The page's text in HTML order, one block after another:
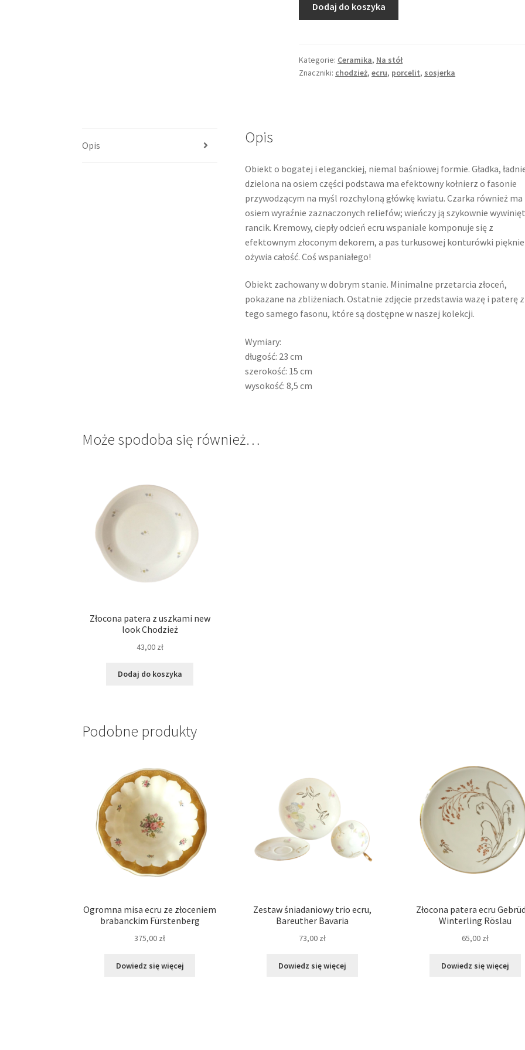
zjawiskową
turkusowo-
Dodaj do koszyka
Kategorie: Ceramika, Na stół
Znaczniki: chodzież,ecru, porcelit, sosjerka
Opis Opis
Obiekt o bogatej i eleganckiej, niemal baśniowej formie. Gładka,
dzielona na osiem części podstawa ma efektowny kołnierz o fasonie
przywodzącym na myśl rozchyloną główkę kwiatu. Czarka również ma
osiem wyraźnie zaznaczonych reliefów; wieńczy ją szykownie
rancik. Kremowy, ciepły odcień ecru wspaniale komponuje się z
efektownym złoconym dekorem, a pas turkusowej konturówki pięknie
ożywia całość. Coś wspaniałego!
Obiekt zachowany w dobrym stanie. Minimalne przetarcia złoceń,
pokazane na zbliżeniach. Ostatnie zdjęcie przedstawia wazę i paterę z
tego samego fasonu, które są dostępne w naszej kolekcji.
Wymiary:
długość: 23 cm
szerokość: 15 cm
wysokość: 8,5 cm
Może spodoba się również…
Złocona patera z uszkami new
look Chodzież
43,00 zł
Dodaj do koszyka
Podobne produkty
Ogromna misa ecru ze złoceniem
brabanckim Fürstenberg
375,00 zł
Dowiedz się więcej
Zestaw śniadaniowy trio ecru,
Bareuther Bavaria
73,00 zł
Dowiedz się więcej
Złocona patera ecru
Winterling Röslau
65,00 zł
Dowiedz się więcej